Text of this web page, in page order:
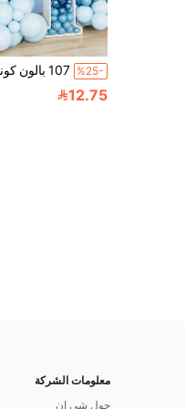
%25-
12.75
معلومات الشركة
حول شي ان